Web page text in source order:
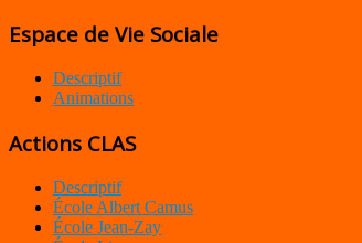
Espace de Vie Sociale
Descriptif
Animations
Actions CLAS
Descriptif
École Albert Camus
École Jean-Zay